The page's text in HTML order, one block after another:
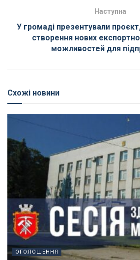
Наступна
У громаді презентували
створення нових
можливостей для
Схожі новини
ОГОЛОШЕННЯ